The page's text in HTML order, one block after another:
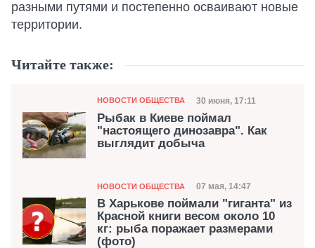
разными путями и постепенно осваивают новые
территории.
Читайте также:
Категория
НОВОСТИ ОБЩЕСТВА Дата публикации
30 июня, 17:11
Рыбак в Киеве поймал
"настоящего динозавра". Как
выглядит добыча
Категория
НОВОСТИ ОБЩЕСТВА Дата публикации
07 мая, 14:47
В Харькове поймали "гиганта" из
Красной книги весом около 10
кг: рыба поражает размерами
(фото)